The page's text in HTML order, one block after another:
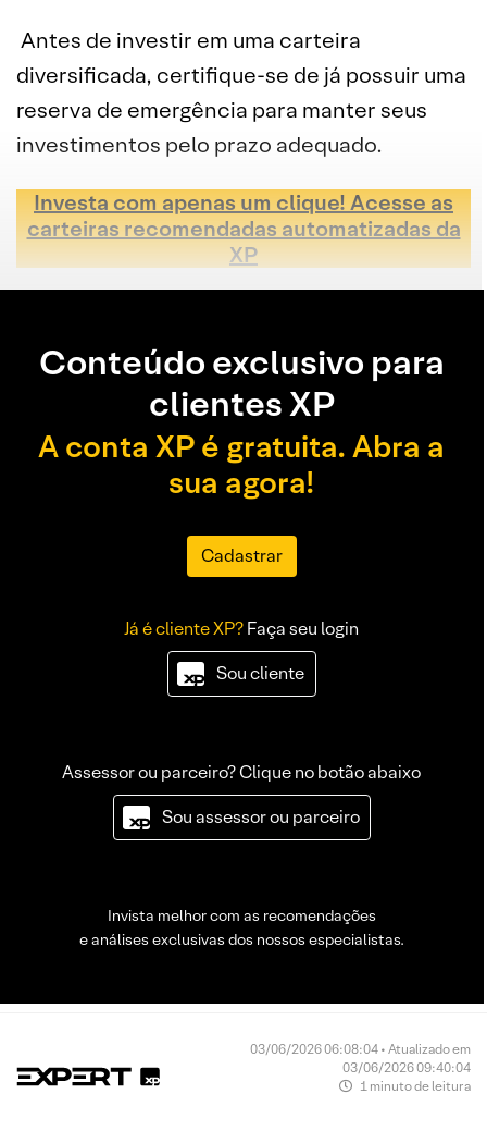
Antes de investir em uma carteira
diversificada, certifique-se de já possuir uma
reserva de emergência para manter seus
investimentos pelo prazo adequado.
Investa com apenas um clique! Acesse as
carteiras recomendadas automatizadas da
XP
Conteúdo exclusivo para
clientes XP
A conta XP é gratuita. Abra a
sua agora!
Cadastrar
Já é cliente XP?Faça seu login
Sou cliente
Assessor ou parceiro? Clique no botão abaixo
Sou assessor ou parceiro
Invista melhor com as recomendações
e análises exclusivas dos nossos especialistas.
03/06/2026 06:08:04 • Atualizado em
03/06/2026 09:40:04
1 minuto de leitura